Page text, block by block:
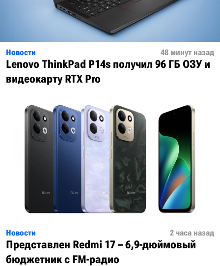
Новости 48 минут назад
Lenovo ThinkPad P14s получил 96 ГБ ОЗУ и
видеокарту RTX Pro
Новости 2 часа назад
Представлен Redmi 17 – 6,9-дюймовый
бюджетник с FM-радио